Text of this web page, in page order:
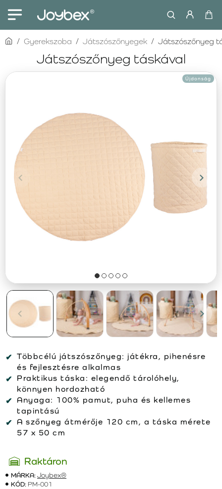
Játszószőnyeg táskával
homeGyerekszoba Játszószőnyegek Játszószőnyeg
Újdonság
Többcélú játszószőnyeg: játékra, pihenésre
és fejlesztésre alkalmas
Praktikus táska: elegendő tárolóhely,
könnyen hordozható
Anyaga: 100% pamut, puha és kellemes
tapintású
A szőnyeg átmérője 120 cm, a táska mérete
57 x 50 cm
Raktáron
MÁRKA:Joybex®
KÓD: PM-001